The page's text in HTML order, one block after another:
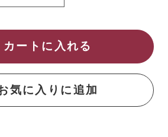
カートに入れる
気に入りに追加